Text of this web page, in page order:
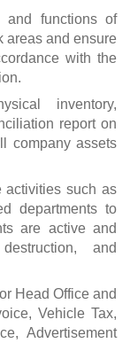
and functions of
areas and ensure
with the
inventory,
report on
company assets
activities such as
departments to
are active and
and
Head Office and
Vehicle Tax,
Advertisement